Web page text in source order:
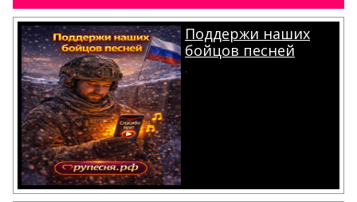
Поддержи наших
бойцов песней
.